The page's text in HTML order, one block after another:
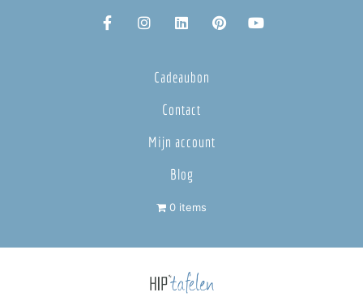
Cadeaubon
Contact
Mijn account
Blog
0 items